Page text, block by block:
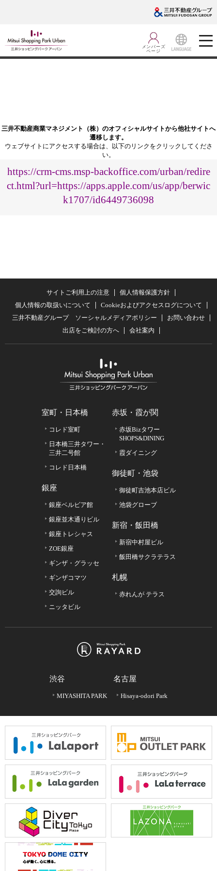
メンバーズ
ページ
三井不動産商業マネジメント（株）のオフィシャルサイトから他社サイトへ
遷移します。
ウェブサイトにアクセスする場合は、以下のリンクをクリックしてくださ
い。
https://crm-cms.msp-backoffice.com/urban/redire
ct.html?url=https://apps.apple.com/us/app/berwic
k1707/id6449736098
サイトご利用上の注意
個人情報保護方針
個人情報の取扱いについて
Cookieおよびアクセスログについて
三井不動産グループ ソーシャルメディアポリシー
お問い合わせ
出店をご検討の方へ
会社案内
室町・日本橋
コレド室町
日本橋三井タワー・
三井二号館
コレド日本橋
銀座
銀座ベルビア館
銀座並木通りビル
銀座トレシャス
ZOE銀座
ギンザ・グラッセ
ギンザコマツ
交詢ビル
ニッタビル
赤坂・霞が関
赤坂Bizタワー
SHOPS&DINING
霞ダイニング
御徒町・池袋
御徒町吉池本店ビル
池袋グローブ
新宿・飯田橋
新宿中村屋ビル
飯田橋サクラテラス
札幌
赤れんが テラス
渋谷
MIYASHITA PARK
名古屋
Hisaya-odori Park